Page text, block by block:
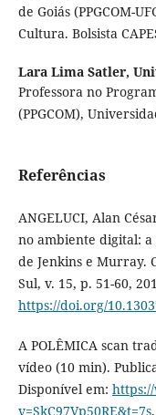
de Goiás (PPGCOM-
Cultura. Bolsista
Lara Lima Satler,
Professora no
(PPGCOM),
Referências
ANGELUCI, Alan
no ambiente digital:
de Jenkins e Murray.
Sul, v. 15, p. 51-60,
https://doi.org/
A POLÊMICA scan
vídeo (10 min).
Disponível em:
v=SkC97Vp50RE&t=7s